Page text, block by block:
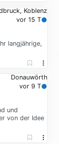
Koblenz
vor 15 T
langjährige,
Donauwörth
vor 9 T
und
von der Idee